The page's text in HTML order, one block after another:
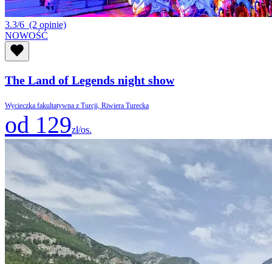
3.3/6 (2 opinie)
NOWOŚĆ
The Land of Legends night show
Wycieczka fakultatywna z Turcji, Riwiera Turecka
od 129zł/os.